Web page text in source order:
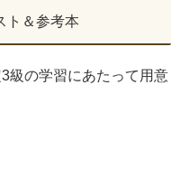
ト＆参考本
級の学習にあたって用意